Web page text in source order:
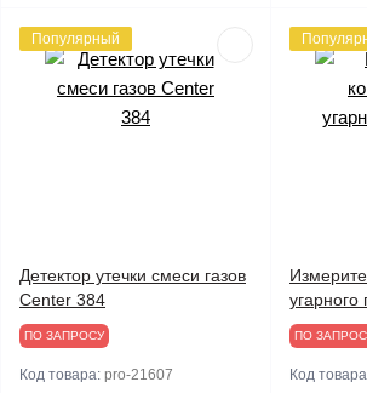
Популярный
Детектор утечки смеси газов
Center 384
ПО ЗАПРОСУ
Код товара: pro-21607
угарного
ПО
Код